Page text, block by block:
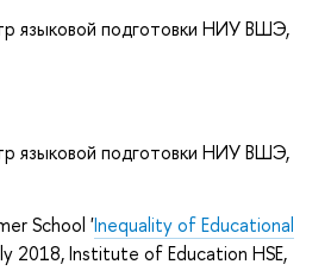
языковой подготовки НИУ ВШЭ,
языковой подготовки НИУ ВШЭ,
School 'Inequality of Educational
2018, Institute of Education HSE,